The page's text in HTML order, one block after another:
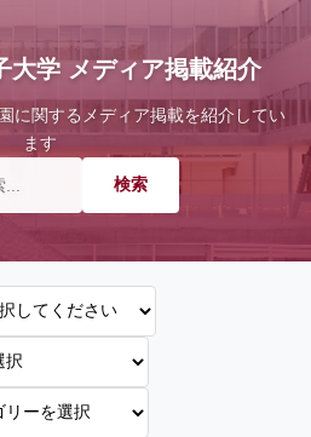
大学 メディア掲載紹介
に関するメディア掲載を紹介してい
ます